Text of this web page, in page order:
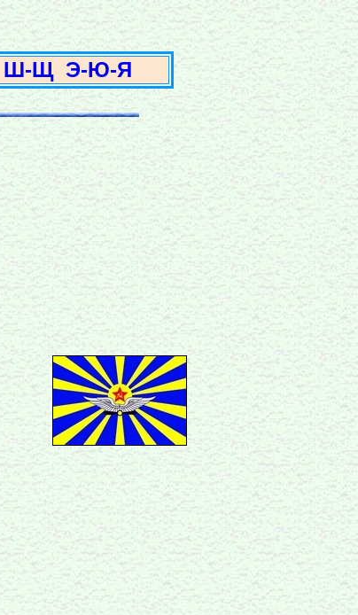
Ш-Щ Э-Ю-Я